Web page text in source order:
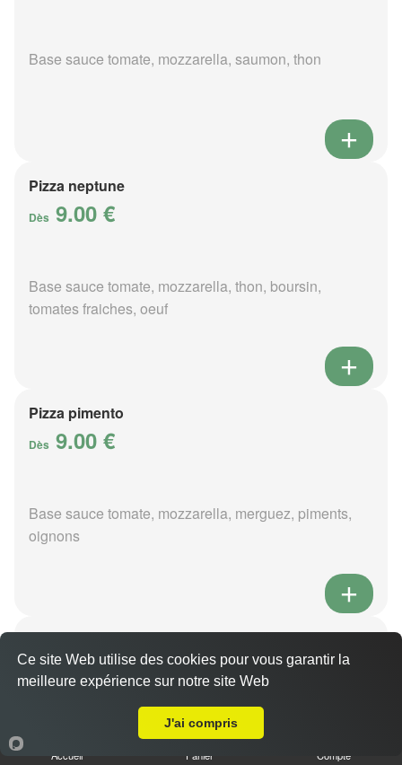
Base sauce tomate, mozzarella, saumon, thon
Pizza neptune
Dès 9.00 €
Base sauce tomate, mozzarella, thon, boursin,
tomates fraiches, oeuf
Pizza pimento
Dès 9.00 €
Base sauce tomate, mozzarella, merguez, piments,
oignons
Dès 9.00 €
Base sauce poivre, mozzarella, viande hachée,
Accueil Panier Compte
Ce site Web utilise des cookies pour vous garantir la
meilleure expérience sur notre site Web
J'ai compris